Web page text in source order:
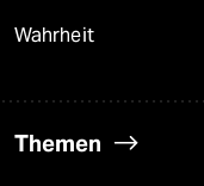
Wahrheit
Themen